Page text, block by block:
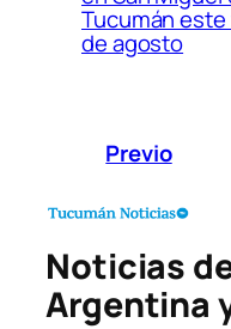
Tucumán este
de agosto
Previo
Noticias
Argentina